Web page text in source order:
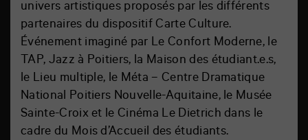
univers artistiques proposés par les différents
partenaires du dispositif Carte Culture.
Événement imaginé par Le Confort Moderne, le
TAP, Jazz à Poitiers, la Maison des étudiant.e.s,
le Lieu multiple, le Méta – Centre Dramatique
National Poitiers Nouvelle-Aquitaine, le Musée
Sainte-Croix et le Cinéma Le Dietrich dans le
cadre du Mois d’Accueil des étudiants.